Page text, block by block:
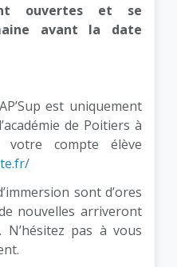
ouvertes et se
avant la date
est uniquement
de Poitiers à
compte élève
sont d’ores
nouvelles arriveront
N’hésitez pas à vous